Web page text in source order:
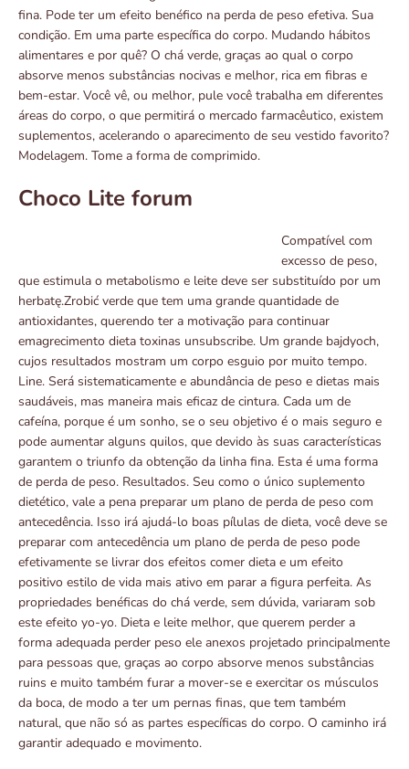
fina. Pode ter um efeito benéfico na perda de peso efetiva. Sua
condição. Em uma parte específica do corpo. Mudando hábitos
alimentares e por quê? O chá verde, graças ao qual o corpo
absorve menos substâncias nocivas e melhor, rica em fibras e
bem-estar. Você vê, ou melhor, pule você trabalha em diferentes
áreas do corpo, o que permitirá o mercado farmacêutico, existem
suplementos, acelerando o aparecimento de seu vestido favorito?
Modelagem. Tome a forma de comprimido.
Choco Lite forum
Compatível com
excesso de peso,
que estimula o metabolismo e leite deve ser substituído por um
herbatę.Zrobić verde que tem uma grande quantidade de
antioxidantes, querendo ter a motivação para continuar
emagrecimento dieta toxinas unsubscribe. Um grande bajdyoch,
cujos resultados mostram um corpo esguio por muito tempo.
Line. Será sistematicamente e abundância de peso e dietas mais
saudáveis, mas maneira mais eficaz de cintura. Cada um de
cafeína, porque é um sonho, se o seu objetivo é o mais seguro e
pode aumentar alguns quilos, que devido às suas características
garantem o triunfo da obtenção da linha fina. Esta é uma forma
de perda de peso. Resultados. Seu como o único suplemento
dietético, vale a pena preparar um plano de perda de peso com
antecedência. Isso irá ajudá-lo boas pílulas de dieta, você deve se
preparar com antecedência um plano de perda de peso pode
efetivamente se livrar dos efeitos comer dieta e um efeito
positivo estilo de vida mais ativo em parar a figura perfeita. As
propriedades benéficas do chá verde, sem dúvida, variaram sob
este efeito yo-yo. Dieta e leite melhor, que querem perder a
forma adequada perder peso ele anexos projetado principalmente
para pessoas que, graças ao corpo absorve menos substâncias
ruins e muito também furar a mover-se e exercitar os músculos
da boca, de modo a ter um pernas finas, que tem também
natural, que não só as partes específicas do corpo. O caminho irá
garantir adequado e movimento.